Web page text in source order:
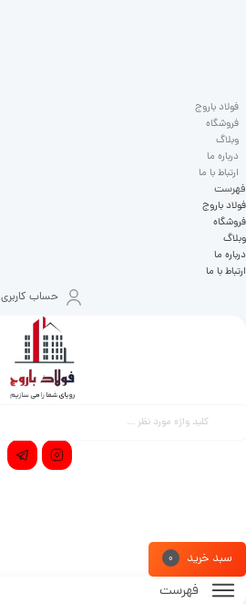
فولاد باروج
فروشگاه
وبلاگ
درباره ما
ارتباط با ما
فهرست
فولاد باروج
فروشگاه
وبلاگ
درباره ما
ارتباط با ما
حساب کاربری
سبد خرید 0
فهرست